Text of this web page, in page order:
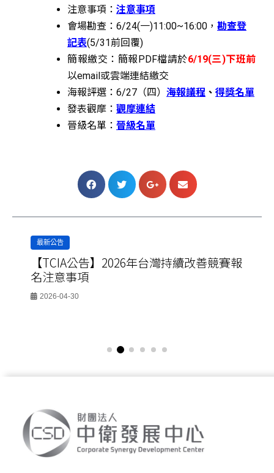
注意事項： 注意事項
會場勘查：6/24(一)11:00~16:00， 勘查登
記表(5/31前回覆)
簡報繳交：簡報PDF檔請於6/19(三)下班前
以email或雲端連結繳交
海報評選：6/27（四） 海報議程 、 得獎名單
發表觀摩： 觀摩連結
晉級名單： 晉級名單
最新公告
【TCIA公告】2026年台灣持續改善競賽報
名注意事項
2026-04-30